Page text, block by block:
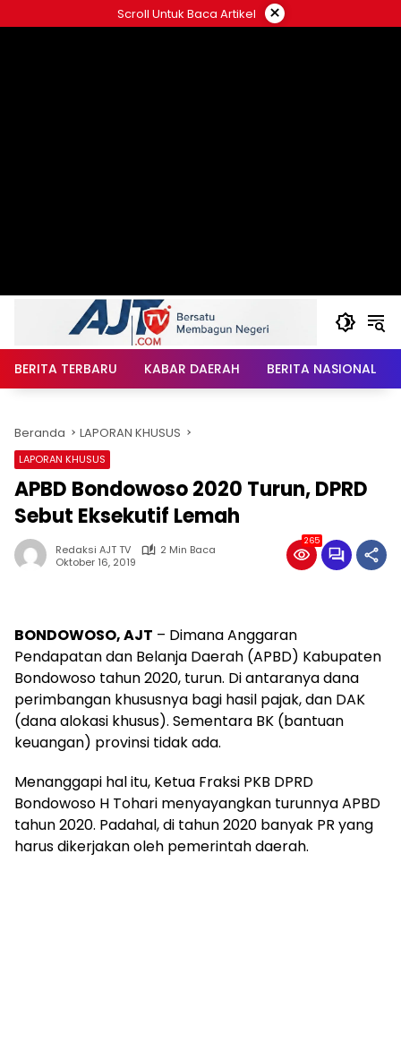
ke
Scroll Untuk Baca Artikel ×
BERITA TERBARU KABAR DAERAH BERITA NASIONAL
Beranda LAPORAN KHUSUS
LAPORAN KHUSUS
APBD Bondowoso 2020 Turun, DPRD
Sebut Eksekutif Lemah
Redaksi AJT TV
2 Min Baca
Oktober 16, 2019
265
BONDOWOSO, AJT – Dimana Anggaran
Pendapatan dan Belanja Daerah (APBD) Kabupaten
Bondowoso tahun 2020, turun. Di antaranya dana
perimbangan khususnya bagi hasil pajak, dan DAK
(dana alokasi khusus). Sementara BK (bantuan
keuangan) provinsi tidak ada.
Menanggapi hal itu, Ketua Fraksi PKB DPRD
Bondowoso H Tohari menyayangkan turunnya APBD
tahun 2020. Padahal, di tahun 2020 banyak PR yang
harus dikerjakan oleh pemerintah daerah.